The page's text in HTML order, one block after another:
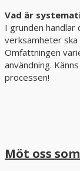
Vad är
I grunden
verksamheter
Omfattningen
användning.
processen!
Möt oss